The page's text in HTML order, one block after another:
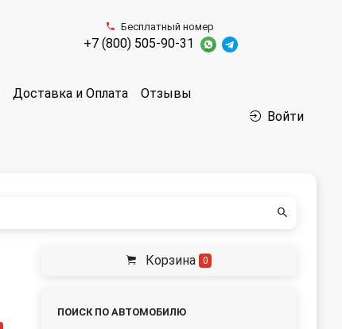
Бесплатный номер
+7 (800) 505-90-31
Доставка и Оплата Отзывы
Войти
Корзина 0
ПОИСК ПО АВТОМОБИЛЮ